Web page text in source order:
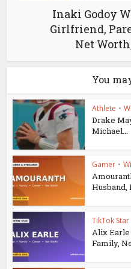
Inaki Godoy
Girlfriend,
Net
You
Athlete •
Drake
Michael...
Gamer •
Husband,
TikTok Star
Alix
Family,